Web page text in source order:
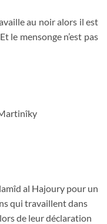
au noir alors il est
le mensonge n’est pas
al Hajoury pour un
qui travaillent dans
de leur déclaration